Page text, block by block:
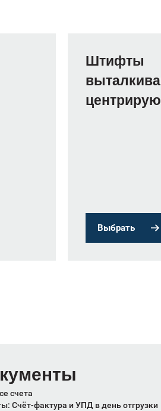
Штифты
Выбрать
счета
Счёт-фактура и УПД в день отгрузки